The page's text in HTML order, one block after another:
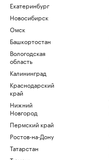
Екатеринбург
Новосибирск
Омск
Башкортостан
Вологодская
область
Калининград
Краснодарский
край
Нижний
Новгород
Пермский край
Ростов-на-Дону
Татарстан